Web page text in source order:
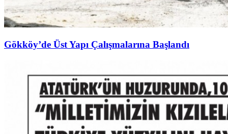
Gökköy’de Üst Yapı Çalışmalarına Başlandı